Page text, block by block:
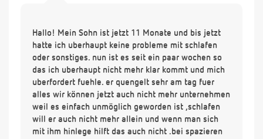
Hallo! Mein Sohn ist jetzt 11 Monate und bis jetzt
hatte ich uberhaupt keine probleme mit schlafen
oder sonstiges. nun ist es seit ein paar wochen so
das ich uberhaupt nicht mehr klar kommt und mich
uberfordert fuehle. er quengelt sehr am tag fuer
alles wir können jetzt auch nicht mehr unternehmen
weil es einfach unmöglich geworden ist ,schlafen
will er auch nicht mehr allein und wenn man sich
mit ihm hinlege hilft das auch nicht .bei spazieren